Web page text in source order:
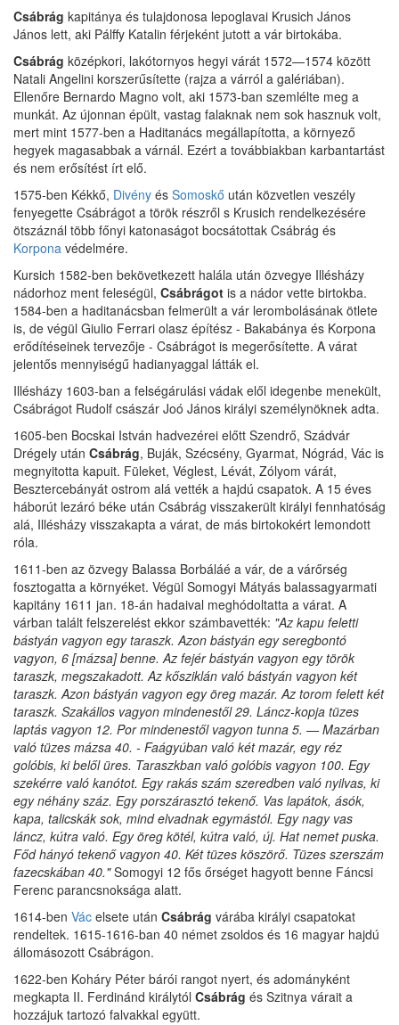
Csábrág kapitánya és tulajdonosa lepoglavai Krusich János
János lett, aki Pálffy Katalin férjeként jutott a vár birtokába.
Csábrág középkori, lakótornyos hegyi várát 1572—1574 között
Natali Angelini korszerűsítette (rajza a várról a galériában).
Ellenőre Bernardo Magno volt, aki 1573-ban szemlélte meg a
munkát. Az újonnan épült, vastag falaknak nem sok hasznuk volt,
mert mint 1577-ben a Haditanács megállapította, a környező
hegyek magasabbak a várnál. Ezért a továbbiakban karbantartást
és nem erősítést írt elő.
1575-ben Kékkő, Divény és Somoskő után közvetlen veszély
fenyegette Csábrágot a török részről s Krusich rendelkezésére
ötszáznál több főnyi katonaságot bocsátottak Csábrág és
Korpona védelmére.
Kursich 1582-ben bekövetkezett halála után özvegye Illésházy
nádorhoz ment feleségül, Csábrágot is a nádor vette birtokba.
1584-ben a haditanácsban felmerült a vár lerombolásának ötlete
is, de végül Giulio Ferrari olasz építész - Bakabánya és Korpona
erődítéseinek tervezője - Csábrágot is megerősítette. A várat
jelentős mennyiségű hadianyaggal látták el.
Illésházy 1603-ban a felségárulási vádak elől idegenbe menekült,
Csábrágot Rudolf császár Joó János királyi személynöknek adta.
1605-ben Bocskai István hadvezérei előtt Szendrő, Szádvár
Drégely után Csábrág, Buják, Szécsény, Gyarmat, Nógrád, Vác is
megnyitotta kapuit. Füleket, Véglest, Lévát, Zólyom várát,
Besztercebányát ostrom alá vették a hajdú csapatok. A 15 éves
háborút lezáró béke után Csábrág visszakerült királyi fennhatóság
alá, Illésházy visszakapta a várat, de más birtokokért lemondott
róla.
1611-ben az özvegy Balassa Borbáláé a vár, de a várőrség
fosztogatta a környéket. Végül Somogyi Mátyás balassagyarmati
kapitány 1611 jan. 18-án hadaival meghódoltatta a várat. A
várban talált felszerelést ekkor számbavették: "Az kapu feletti
bástyán vagyon egy taraszk. Azon bástyán egy seregbontó
vagyon, 6 [mázsa] benne. Az fejér bástyán vagyon egy török
taraszk, megszakadott. Az kősziklán való bástyán vagyon két
taraszk. Azon bástyán vagyon egy öreg mazár. Az torom felett két
taraszk. Szakállos vagyon mindenestől 29. Láncz-kopja tüzes
laptás vagyon 12. Por mindenestől vagyon tunna 5. — Mazárban
való tüzes mázsa 40. - Faágyúban való két mazár, egy réz
golóbis, ki belől üres. Taraszkban való golóbis vagyon 100. Egy
szekérre való kanótot. Egy rakás szám szeredben való nyilvas, ki
egy néhány száz. Egy porszárasztó tekenő. Vas lapátok, ásók,
kapa, talicskák sok, mind elvadnak egymástól. Egy nagy vas
láncz, kútra való. Egy öreg kötél, kútra való, új. Hat nemet puska.
Főd hányó tekenő vagyon 40. Két tüzes köszörő. Tüzes szerszám
fazecskában 40."Somogyi 12 fős őrséget hagyott benne Fáncsi
Ferenc parancsnoksága alatt.
1614-ben Vác elsete után Csábrág várába királyi csapatokat
rendeltek. 1615-1616-ban 40 német zsoldos és 16 magyar hajdú
állomásozott Csábrágon.
1622-ben Koháry Péter bárói rangot nyert, és adományként
megkapta II. Ferdinánd királytól Csábrág és Szitnya várait a
hozzájuk tartozó falvakkal együtt.